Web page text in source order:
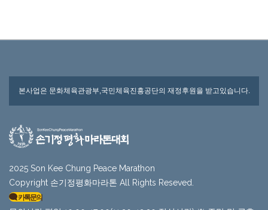
본사업은 문화체육관광부,국민체육진흥공단의 재정후원을 받고있습니다.
2025 Son Kee Chung Peace Marathon
Copyright 손기정평화마라톤 All Rights Reseved.
카톡문의